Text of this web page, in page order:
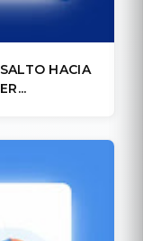
HACIA